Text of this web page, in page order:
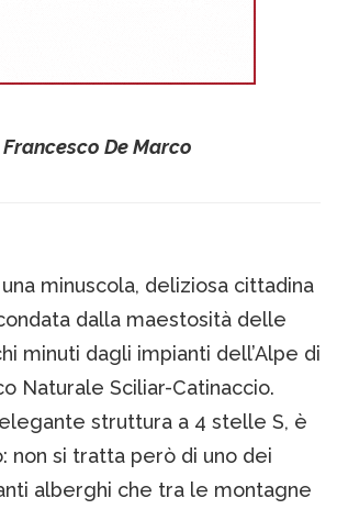
De Marco
minuscola, deliziosa cittadina
dalla maestosità delle
minuti dagli impianti dell’Alpe di
Naturale Sciliar-Catinaccio.
elegante struttura a 4 stelle S, è
non si tratta però di uno dei
alberghi che tra le montagne